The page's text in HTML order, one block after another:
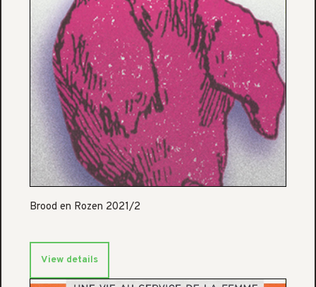
Brood en Rozen 2021/2
View details